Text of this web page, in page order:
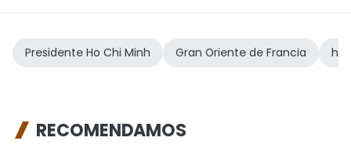
Presidente Ho Chi Minh Gran Oriente de Francia
RECOMENDAMOS